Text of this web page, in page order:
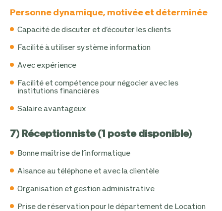
Personne dynamique, motivée et déterminée
Capacité de discuter et d’écouter les clients
Facilité à utiliser système information
Avec expérience
Facilité et compétence pour négocier avec les
institutions financières
Salaire avantageux
7) Réceptionniste (1 poste disponible)
Bonne maîtrise de l’informatique
Aisance au téléphone et avec la clientèle
Organisation et gestion administrative
Prise de réservation pour le département de Location